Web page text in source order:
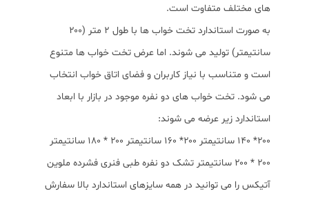
های مختلف متفاوت است.
به صورت استاندارد تخت خواب ها با طول ۲ متر (۲۰۰
سانتیمتر) تولید می شوند. اما عرض تخت خواب ها متنوع
است و متناسب با نیاز کاربران و فضای اتاق خواب انتخاب
می شود. تخت خواب های دو نفره موجود در بازار با ابعاد
استاندارد زیر عرضه می شوند:
۲۰۰* ۱۴۰ سانتیمتر ۲۰۰* ۱۶۰ سانتیمتر ۲۰۰ * ۱۸۰ سانتیمتر
۲۰۰ * ۲۰۰ سانتیمتر تشک دو نفره طبی فنری فشرده ملوین
آتیکس را می توانید در همه سایزهای استاندارد بالا سفارش